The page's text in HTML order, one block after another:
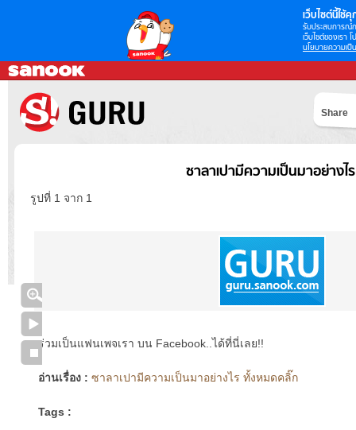
เว็บไซต์นี้ใช้คุ
รับประสบการณ์
เว็บไซต์ของเรา
นโยบายความเป็
Share
ซาลาเปามีความเป็นมาอย่างไร
รูปที่ 1 จาก 1
ร่วมเป็นแฟนเพจเรา บน Facebook..ได้ที่นี่เลย!!
อ่านเรื่อง : ซาลาเปามีความเป็นมาอย่างไร ทั้งหมดคลิ๊ก
Tags :